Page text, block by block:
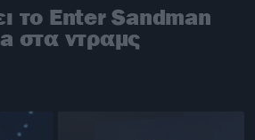
το Enter Sandman
στα ντραμς